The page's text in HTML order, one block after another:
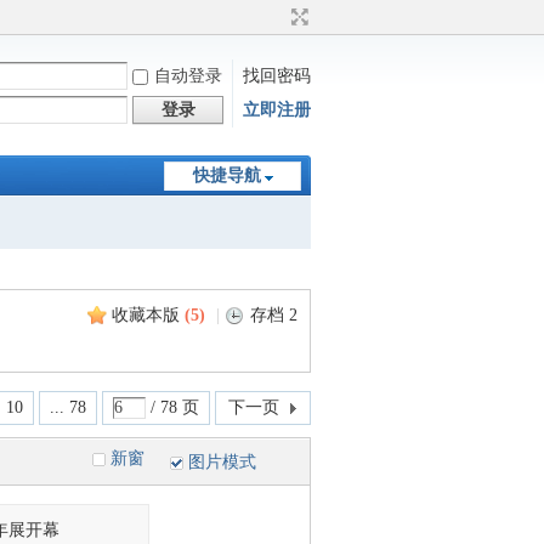
自动登录
找回密码
登录
立即注册
快捷导航
收藏本版 (5) 存档 2
10 ... 78 / 78 页 下一页
新窗 图片模式